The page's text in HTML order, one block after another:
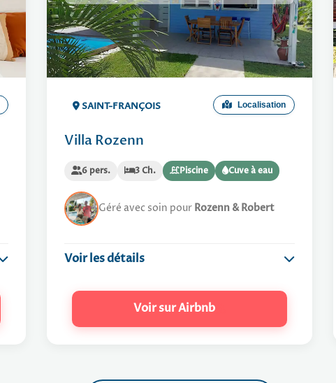
Le Quartier
Située dans le quartier résidentiel prisé de San
Francisco Garden, à 5 min en voiture du centre et
du golf.
Proximité
Plage : 2 min
Boulangerie :
3
Commerces :
4
Restaurants :
4
Golf :8 min
Aéroport :
Le Logement
Une superbe villa au calme avec sa propre piscine
privée, idéale pour des vacances reposantes.
Le
SAINT-FRANÇOIS Localisation
Villa Rozenn
6 pers. 3 Ch. Piscine Cuve à eau
Géré avec soin pour Rozenn & Robert
Voir les détails
Maison de Charme
Wifi gratuitVoir sur Airbnb